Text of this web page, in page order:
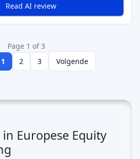
Read AI review
Page 1 of 3
1 2 3 Volgende
Europese Equity